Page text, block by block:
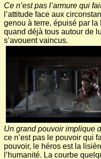
Ce n’est pas l’armure qui
l’attitude face aux
genou à terre, épuisé par la
quand déjà tous autour de
s’avouent vaincus.
Un grand pouvoir implique
ce n’est pas le pouvoir qui
pouvoir, le héros est la
l’humanité. La courbe